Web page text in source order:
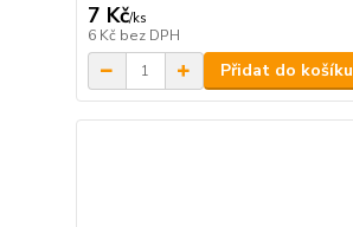
7 Kč/ks
6 Kč bez DPH
Přidat do košíku